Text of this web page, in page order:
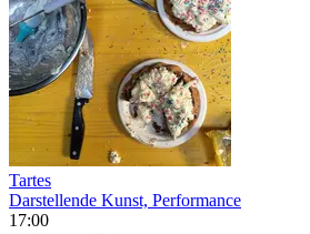
Tartes
Darstellende Kunst, Performance
17:00